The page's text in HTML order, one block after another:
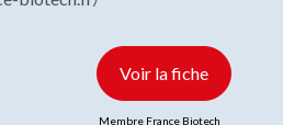
Voir la fiche
Membre France Biotech